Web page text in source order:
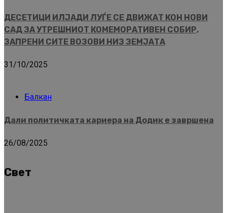
ДЕСЕТИЦИ ИЛЈАДИ ЛУЃЕ СЕ ДВИЖАТ КОН НОВИ
САД ЗА УТРЕШНИОТ КОМЕМОРАТИВЕН СОБИР,
ЗАПРЕНИ СИТЕ ВОЗОВИ НИЗ ЗЕМЈАТА
31/10/2025
Балкан
Дали политичката кариера на Додик е завршена
26/08/2025
Свет